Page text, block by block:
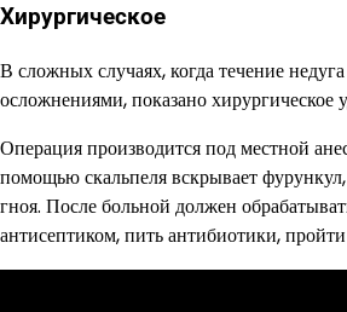
Хирургическое
В сложных случаях, когда течение
осложнениями, показано хирургическое
Операция производится под местной
помощью скальпеля вскрывает
гноя. После больной должен
антисептиком, пить антибиотики,